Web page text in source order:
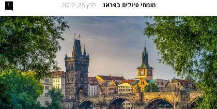
מומחי טיולים בפראג - מרץ 28, 2022 1